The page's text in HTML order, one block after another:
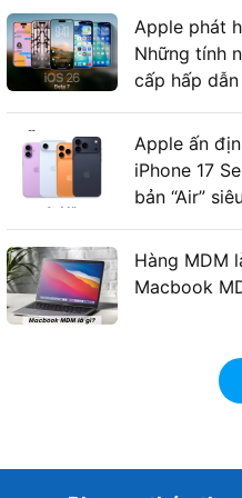
Apple phát
Những tính
cấp hấp
Apple ấn
iPhone 17
bản “Air”
Hàng MDM
Macbook